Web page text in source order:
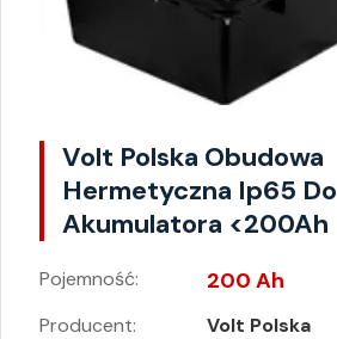
Volt Polska Obudowa
Hermetyczna Ip65 Do
Akumulatora <200Ah
Pojemność: 200 Ah
Producent: Volt Polska